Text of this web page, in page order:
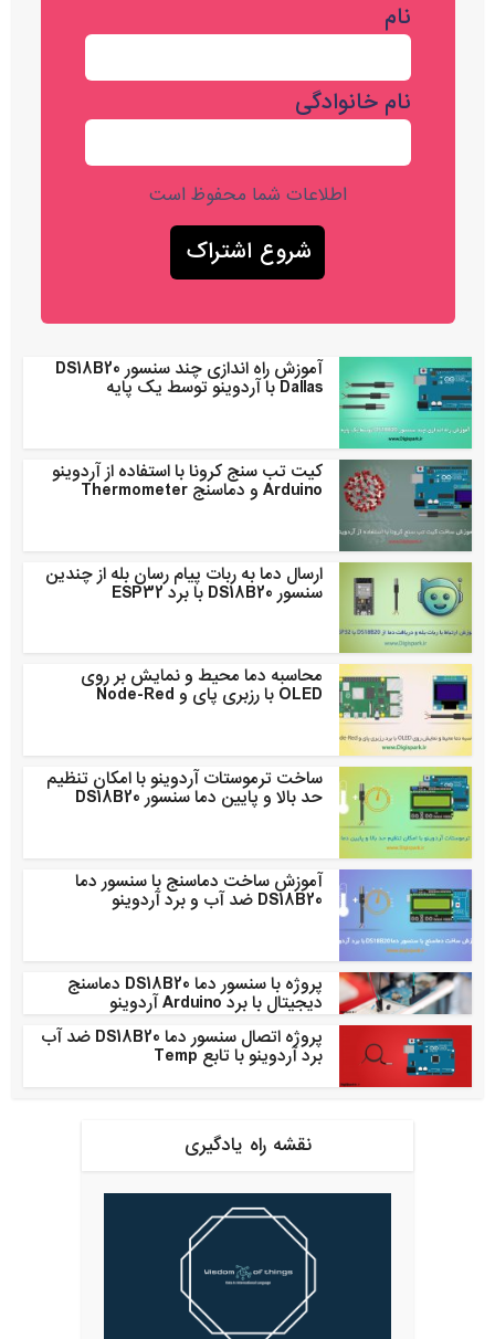
نام
نام خانوادگی
اطلاعات شما محفوظ است
آموزش راه اندازی چند سنسور DS18B20
Dallas با آردوینو توسط یک پایه
کیت تب سنج کرونا با استفاده از آردوینو
Arduino و دماسنج Thermometer
ارسال دما به ربات پیام رسان بله از چندین
سنسور DS18B20 با برد ESP32
محاسبه دما محیط و نمایش بر روی
OLED با رزبری پای و Node-Red
ساخت ترموستات آردوینو با امکان تنظیم
حد بالا و پایین دما سنسور DS18B20
آموزش ساخت دماسنج با سنسور دما
DS18B20 ضد آب و برد آردوینو
پروژه با سنسور دما DS18B20 دماسنج
دیجیتال با برد Arduino آردوینو
پروژه اتصال سنسور دما DS18B20 ضد آب
برد آردوینو با تابع Temp
نقشه راه یادگیری